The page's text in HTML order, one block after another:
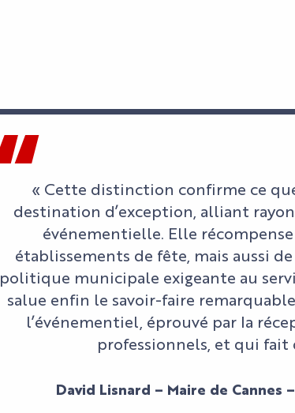
« Cette distinction confirme ce
destination d’exception, alliant
événementielle. Elle
établissements de fête, mais aussi
politique municipale exigeante au
salue enfin le savoir-faire
l’événementiel, éprouvé par la
professionnels, et qui fait
David Lisnard – Maire de